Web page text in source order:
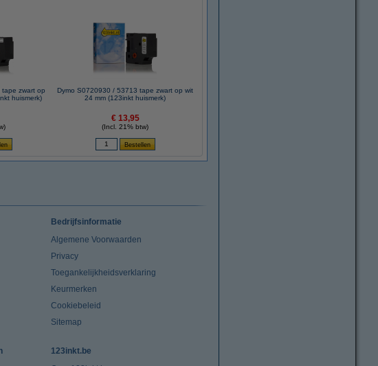
zwart op
huismerk)
Dymo S0720930 / 53713 tape zwart op wit
24 mm (123inkt huismerk)
€ 13,95
(Incl. 21% btw)
Bedrijfsinformatie
Algemene Voorwaarden
Privacy
Toegankelijkheidsverklaring
Keurmerken
Cookiebeleid
Sitemap
123inkt.be